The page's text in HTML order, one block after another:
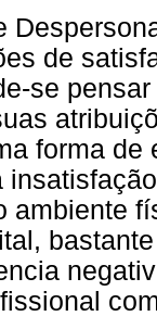
de
se
forma de
ambiente